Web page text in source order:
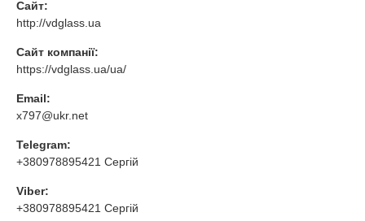
Сайт:
http://vdglass.ua
Сайт компанії:
https://vdglass.ua/ua/
Email:
x797@ukr.net
Telegram:
+380978895421 Сергій
Viber:
+380978895421 Сергій